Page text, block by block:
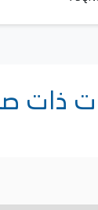
ذات